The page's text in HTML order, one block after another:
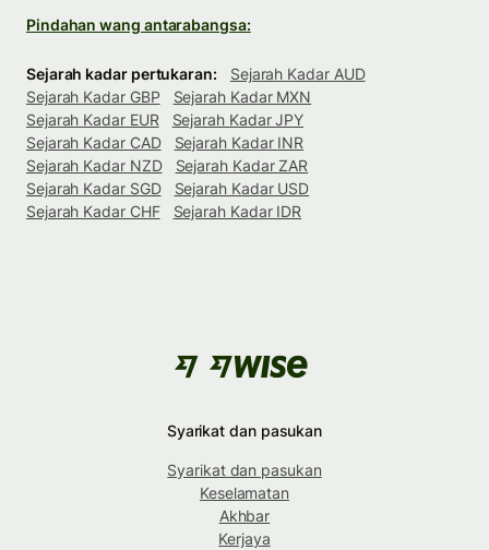
Pindahan wang antarabangsa:
Sejarah kadar pertukaran:
Sejarah Kadar AUD
Sejarah Kadar GBP
Sejarah Kadar MXN
Sejarah Kadar EUR
Sejarah Kadar JPY
Sejarah Kadar CAD
Sejarah Kadar INR
Sejarah Kadar NZD
Sejarah Kadar ZAR
Sejarah Kadar SGD
Sejarah Kadar USD
Sejarah Kadar CHF
Sejarah Kadar IDR
Syarikat dan pasukan
Syarikat dan pasukan
Keselamatan
Akhbar
Kerjaya